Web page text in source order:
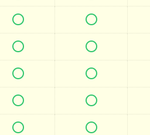
 
 
 
 
 